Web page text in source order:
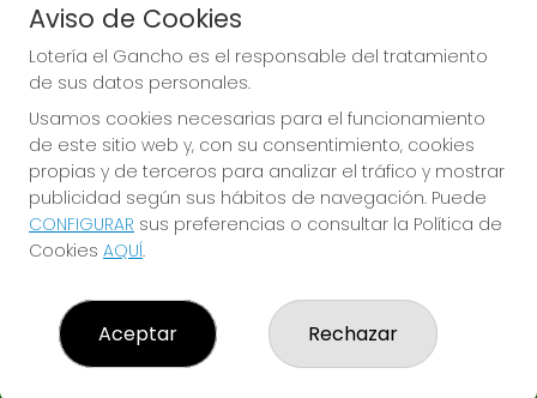
LOTERÍA EL GANCHO
¿Quiénes somos?
Resultados
Contacto
Empresas
Boletos digitales
Aviso de Cookies
Lotería el Gancho es el responsable del tratamiento
de sus datos personales.
Usamos cookies necesarias para el funcionamiento
de este sitio web y, con su consentimiento, cookies
propias y de terceros para analizar el tráfico y mostrar
publicidad según sus hábitos de navegación. Puede
CONFIGURAR sus preferencias o consultar la Política de
Cookies AQUÍ.
Aceptar Rechazar